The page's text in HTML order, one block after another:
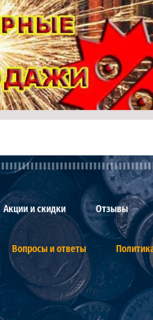
Акции и скидки Отзывы
Вопросы и ответы